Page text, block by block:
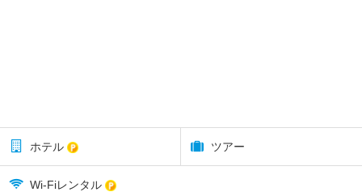
ホテル ツアー
Wi-Fiレンタル